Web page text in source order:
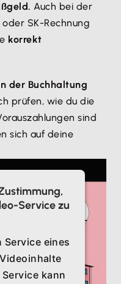
Auch bei der
SK-Rechnung
korrekt
der Buchhaltung
prüfen, wie du die
sind
sich auf deine
Service zu
Service eines
kann